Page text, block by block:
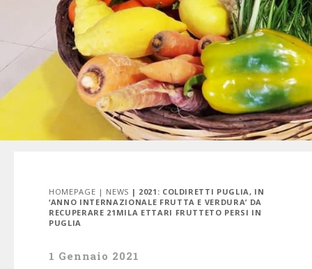
HOMEPAGE | NEWS | 2021: COLDIRETTI PUGLIA, IN
‘ANNO INTERNAZIONALE FRUTTA E VERDURA’ DA
RECUPERARE 21MILA ETTARI FRUTTETO PERSI IN
PUGLIA
1 Gennaio 2021